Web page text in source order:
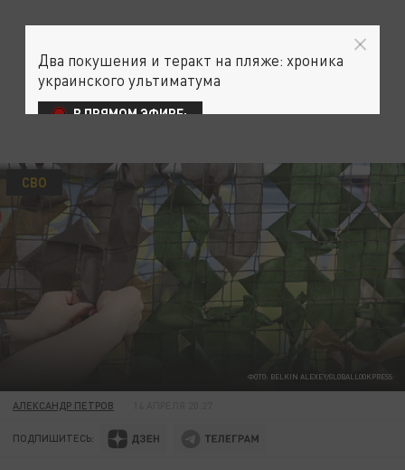
ФОТО: BELKIN ALEXEY/GLOBALLOOKPRESS
СВО
АЛЕКСАНДР ПЕТРОВ
ПОДПИШИТЕСЬ:
Два покушения и теракт на пляже: хроника
украинского ультиматума
В ПРЯМОМ ЭФИРЕ: